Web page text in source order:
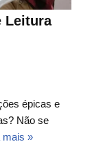
Leitura
épicas e
Não se
mais »